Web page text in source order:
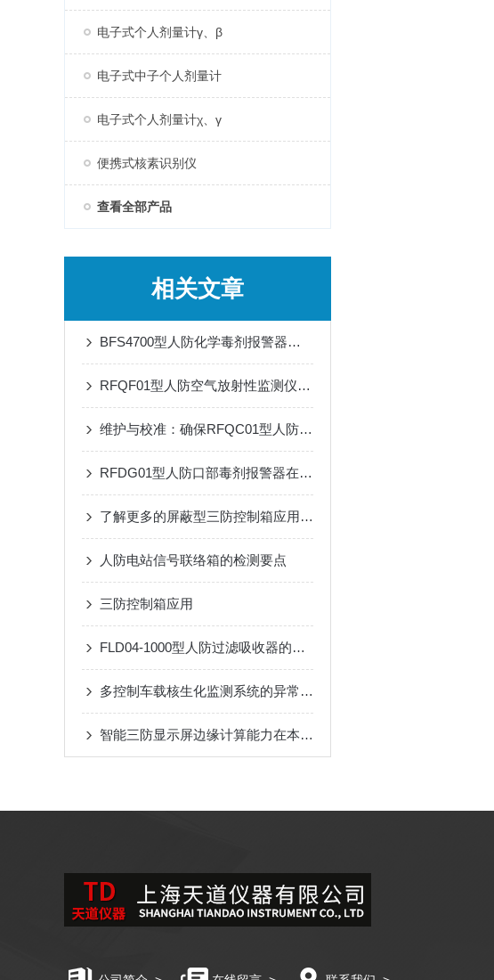
电子式个人剂量计γ、β
电子式中子个人剂量计
电子式个人剂量计χ、γ
便携式核素识别仪
查看全部产品
相关文章
BFS4700型人防化学毒剂报警器是重要技术屏障
RFQF01型人防空气放射性监测仪的安装与维护指南
维护与校准：确保RFQC01型人防生物报警器长期有效
RFDG01型人防口部毒剂报警器在应急响应中的应用效果
了解更多的屏蔽型三防控制箱应用优势
人防电站信号联络箱的检测要点
三防控制箱应用
FLD04-1000型人防过滤吸收器的维护与保养技巧
多控制车载核生化监测系统的异常处理方法
智能三防显示屏边缘计算能力在本地数据可视化与预警分析中的应用